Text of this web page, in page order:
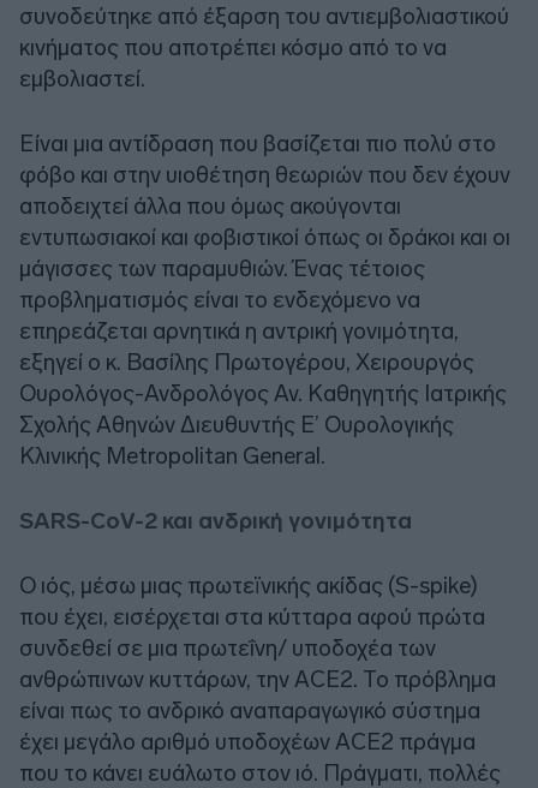
συνοδεύτηκε από έξαρση του αντιεμβολιαστικού
κινήματος που αποτρέπει κόσμο από το να
εμβολιαστεί.
Είναι μια αντίδραση που βασίζεται πιο πολύ στο
φόβο και στην υιοθέτηση θεωριών που δεν έχουν
αποδειχτεί άλλα που όμως ακούγονται
εντυπωσιακοί και φοβιστικοί όπως οι δράκοι και οι
μάγισσες των παραμυθιών. Ένας τέτοιος
προβληματισμός είναι το ενδεχόμενο να
επηρεάζεται αρνητικά η αντρική γονιμότητα,
εξηγεί ο κ. Βασίλης Πρωτογέρου, Χειρουργός
Ουρολόγος-Ανδρολόγος Αν. Καθηγητής Ιατρικής
Σχολής Αθηνών Διευθυντής Ε’ Ουρολογικής
Κλινικής Metropolitan General.
SARS-CoV-2 και ανδρική γονιμότητα
Ο ιός, μέσω μιας πρωτεϊνικής ακίδας (S-spike)
που έχει, εισέρχεται στα κύτταρα αφού πρώτα
συνδεθεί σε μια πρωτεΐνη/ υποδοχέα των
ανθρώπινων κυττάρων, την ACE2. Το πρόβλημα
είναι πως το ανδρικό αναπαραγωγικό σύστημα
έχει μεγάλο αριθμό υποδοχέων ACE2 πράγμα
που το κάνει ευάλωτο στον ιό. Πράγματι, πολλές